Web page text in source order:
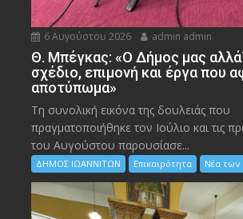
6 Αυγούστου 2026 admin admin
Θ. Μπέγκας: «Ο Δήμος μας
σχέδιο, επιμονή και έργα που
αποτύπωμα»
Τη συνολική εικόνα της δουλειάς που
πραγματοποιήθηκε τον Ιούλιο και τις
του Αυγούστου παρουσίασε...
ΔΗΜΟΣ ΙΩΑΝΝΙΤΩΝ Επικαιρότητα Νέα